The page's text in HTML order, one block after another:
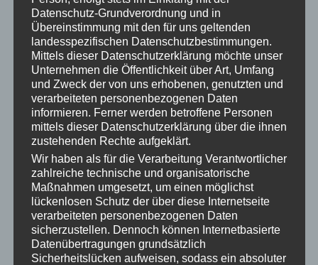
die realen Zahlen anders aus:
Die 66-Tage-Regel für eine simple
Gewohnheit
Die berühmte Studie vonDr. Phillippa Lally
(University College London)hat gezeigt, dass
es im Durchschnitt66 Tage(je nach
Komplexität zwischen 18 und 254 Tagen)
dauert, bis eine einzige, simple neue Handlung
automatisiert wird. Also der tägliche grüne
Smoothie oder die 10 Minuten Meditation am
Morgen. Nach 66 Tagen hat das Gehirn dafür
eine neue Autobahn gebaut.
Datenschutz-Grundverordnung und in
Übereinstimmung mit den für uns geltenden
landesspezifischen Datenschutzbestimmungen.
Mittels dieser Datenschutzerklärung möchte unser
Unternehmen die Öffentlichkeit über Art, Umfang
und Zweck der von uns erhobenen, genutzten und
verarbeiteten personenbezogenen Daten
informieren. Ferner werden betroffene Personen
mittels dieser Datenschutzerklärung über die ihnen
zustehenden Rechte aufgeklärt.
Wir haben als für die Verarbeitung Verantwortlicher
zahlreiche technische und organisatorische
Maßnahmen umgesetzt, um einen möglichst
lückenlosen Schutz der über diese Internetseite
verarbeiteten personenbezogenen Daten
sicherzustellen. Dennoch können Internetbasierte
Datenübertragungen grundsätzlich
Sicherheitslücken aufweisen, sodass ein absoluter